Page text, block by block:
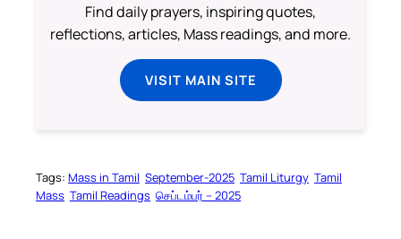
Find daily prayers, inspiring quotes,
reflections, articles, Mass readings, and more.
VISIT MAIN SITE
Tags: Mass in Tamil September-2025 Tamil Liturgy Tamil
Mass Tamil Readings செப்டம்பர் – 2025